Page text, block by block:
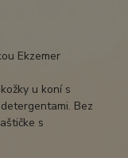
Ekzemer
u koní s
Bez
s